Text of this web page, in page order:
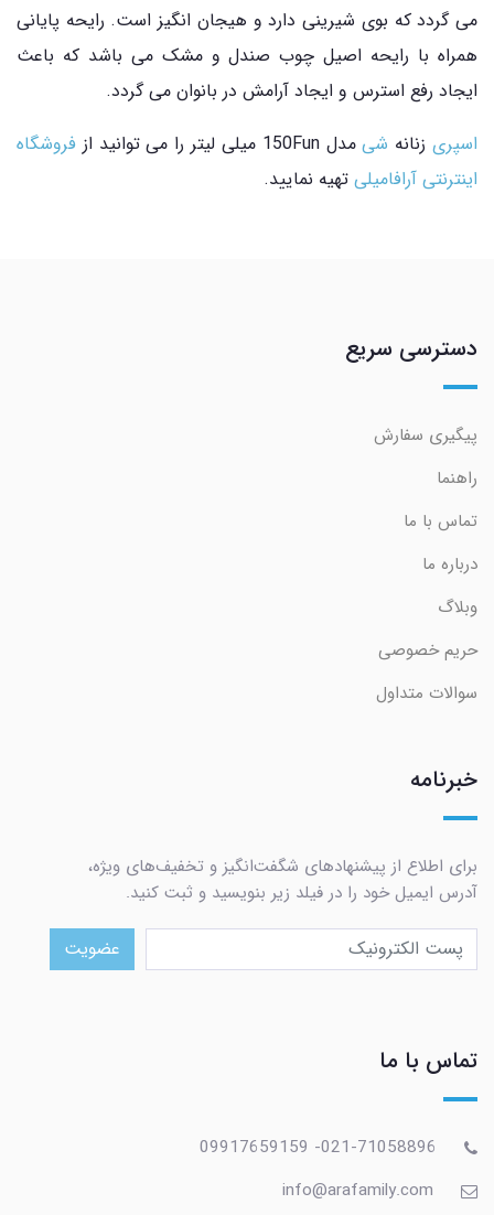
می گردد که بوی شیرینی دارد و هیجان انگیز است. رایحه پایانی
همراه با رایحه اصیل چوب صندل و مشک می باشد که باعث
ایجاد رفع استرس و ایجاد آرامش در بانوان می گردد.
اسپریزنانه شیمدل 150Fun میلی لیتر را می توانید از
فروشگاه
اینترنتی آرافامیلی تهیه نمایید.
دسترسی سریع
پیگیری سفارش
راهنما
تماس با ما
درباره ما
وبلاگ
حریم خصوصی
سوالات متداول
خبرنامه
برای اطلاع از پیشنهادهای شگفت‌انگیز و تخفیف‌های ویژه،
آدرس ایمیل خود را در فیلد زیر بنویسید و ثبت کنید.
عضویت
تماس با ما